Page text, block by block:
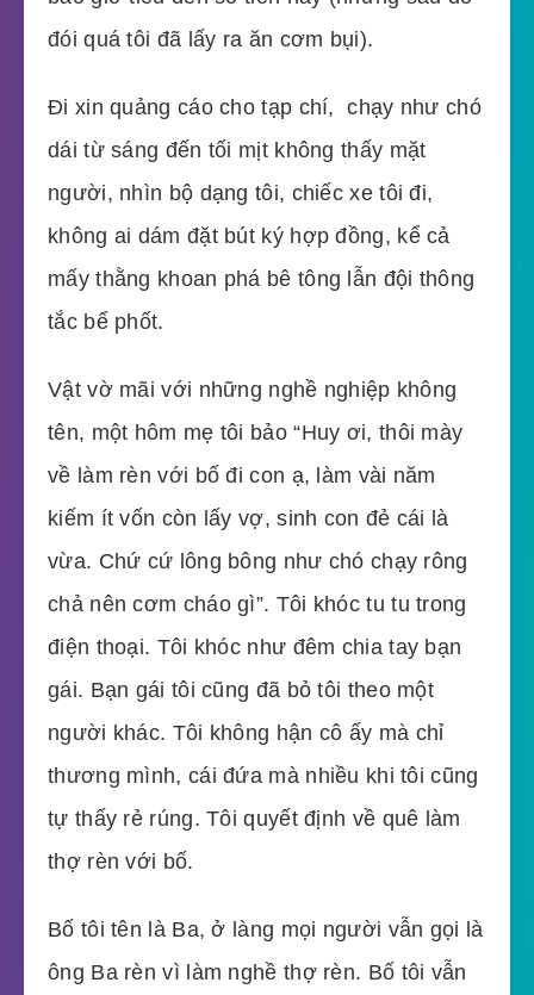
đói quá tôi đã lấy ra ăn cơm bụi).
Đi xin quảng cáo cho tạp chí, chạy như chó
dái từ sáng đến tối mịt không thấy mặt
người, nhìn bộ dạng tôi, chiếc xe tôi đi,
không ai dám đặt bút ký hợp đồng, kể cả
mấy thằng khoan phá bê tông lẫn đội thông
tắc bể phốt.
Vật vờ mãi với những nghề nghiệp không
tên, một hôm mẹ tôi bảo “Huy ơi, thôi mày
về làm rèn với bố đi con ạ, làm vài năm
kiếm ít vốn còn lấy vợ, sinh con đẻ cái là
vừa. Chứ cứ lông bông như chó chạy rông
chả nên cơm cháo gì”. Tôi khóc tu tu trong
điện thoại. Tôi khóc như đêm chia tay bạn
gái. Bạn gái tôi cũng đã bỏ tôi theo một
người khác. Tôi không hận cô ấy mà chỉ
thương mình, cái đứa mà nhiều khi tôi cũng
tự thấy rẻ rúng. Tôi quyết định về quê làm
thợ rèn với bố.
Bố tôi tên là Ba, ở làng mọi người vẫn gọi là
ông Ba rèn vì làm nghề thợ rèn. Bố tôi vẫn